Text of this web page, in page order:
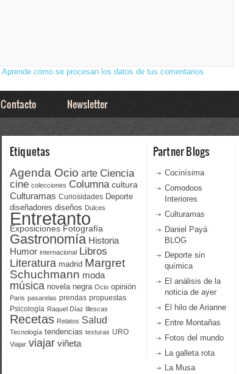
Aprende cómo se procesan los datos de tus comentarios.
Contacto Newsletter
Etiquetas
Agenda Ocio arte Ciencia
cine colecciones Columna cultura
Culturamas Curiosidades Deporte
diseñadores diseños Dulces
Entretanto
Exposiciones Fotografía
Gastronomía Historia
Humor internacional Libros
Literatura madrid Margret
Schuchmann moda
música novela negra Ocio opinión
Paris pasarelas prendas propuestas
Psicología Raquel Díaz Illescas
Recetas Relatos Salud
Tecnología tendencias texturas URO
Viajar viajar viñeta
Partner Blogs
Cocinísima
Comodoos
Interiores
Culturamas
Daniel Payá
BLOG
Deporte sin
química
El análisis de la
noticia de ayer
El hilo de Arianne
Entre Montañas
Fotos del mundo
La galleta rota
La Musa